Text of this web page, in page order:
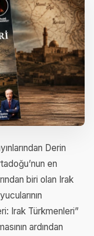
Derin
en
biri olan Irak
Irak Türkmenleri”
ardından